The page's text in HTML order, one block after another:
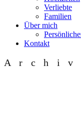
Verliebte
Familien
Über mich
Kontakt